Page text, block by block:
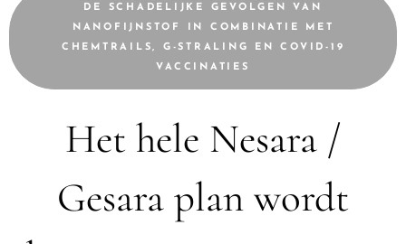
DE SCHADELIJKE GEVOLGEN VAN
NANOFIJNSTOF IN COMBINATIE MET
CHEMTRAILS, G-STRALING EN COVID-19
VACCINATIES
Het hele Nesara /
Gesara plan wordt